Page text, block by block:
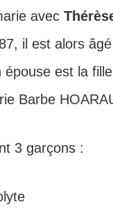
avec
il est alors
épouse est la
Barbe
3 garçons :